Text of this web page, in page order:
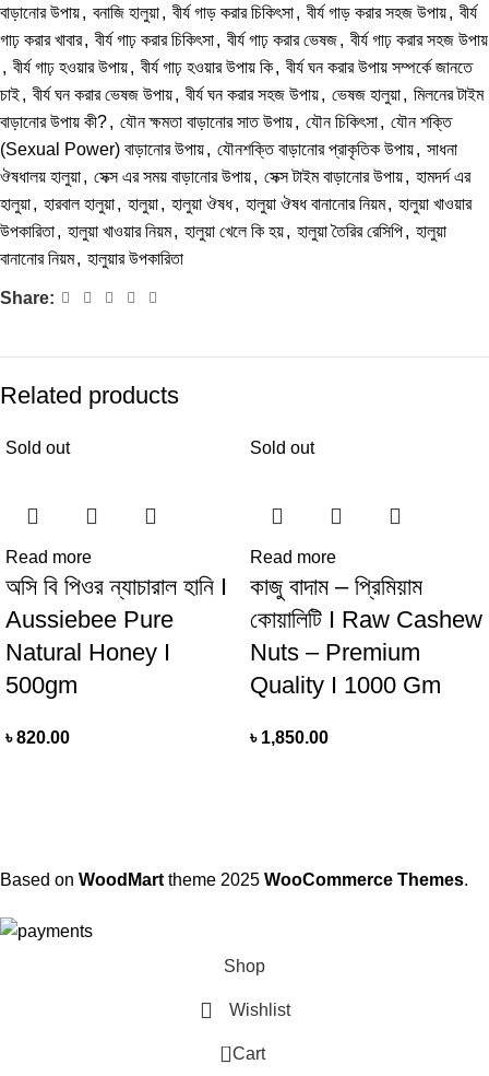
বাড়ানোর উপায়, বনাজি হালুয়া, বীর্য গাড় করার চিকিৎসা, বীর্য গাড় করার সহজ উপায়, বীর্য
গাঢ় করার খাবার, বীর্য গাঢ় করার চিকিৎসা, বীর্য গাঢ় করার ভেষজ, বীর্য গাঢ় করার সহজ উপায়
, বীর্য গাঢ় হওয়ার উপায়, বীর্য গাঢ় হওয়ার উপায় কি, বীর্য ঘন করার উপায় সম্পর্কে জানতে
চাই, বীর্য ঘন করার ভেষজ উপায়, বীর্য ঘন করার সহজ উপায়, ভেষজ হালুয়া, মিলনের টাইম
বাড়ানোর উপায় কী?, যৌন ক্ষমতা বাড়ানোর সাত উপায়, যৌন চিকিৎসা, যৌন শক্তি
(Sexual Power) বাড়ানোর উপায়, যৌনশক্তি বাড়ানোর প্রাকৃতিক উপায়, সাধনা
ঔষধালয় হালুয়া, সেক্স এর সময় বাড়ানোর উপায়, সেক্স টাইম বাড়ানোর উপায়, হামদর্দ এর
হালুয়া, হারবাল হালুয়া, হালুয়া, হালুয়া ঔষধ, হালুয়া ঔষধ বানানোর নিয়ম, হালুয়া খাওয়ার
উপকারিতা, হালুয়া খাওয়ার নিয়ম, হালুয়া খেলে কি হয়, হালুয়া তৈরির রেসিপি, হালুয়া
বানানোর নিয়ম, হালুয়ার উপকারিতা
Share:
Related products
Sold out
Read more
অসি বি পিওর ন্যাচারাল হানি I
Aussiebee Pure
Natural Honey I
500gm
৳820.00
Sold out
Read more
কাজু বাদাম – প্রিমিয়াম
কোয়ালিটি I Raw Cashew
Nuts – Premium
Quality I 1000 Gm
৳ 1,850.00
Based on WoodMart theme 2025 WooCommerce Themes.
Shop
Wishlist
0 Cart